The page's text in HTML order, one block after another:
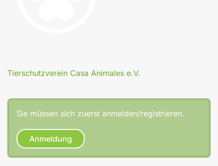
Tierschutzverein Casa Animales e.V.
Sie müssen sich zuerst anmelden/registrieren.
Anmeldung